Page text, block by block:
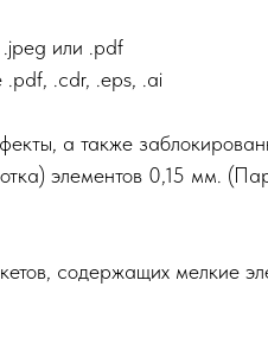
или .pdf
.cdr, .eps, .ai
а также
элементов 0,15 мм.
содержащих мелкие